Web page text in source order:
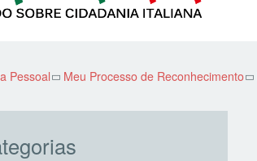
Pessoal Meu Processo de Reconhecimento